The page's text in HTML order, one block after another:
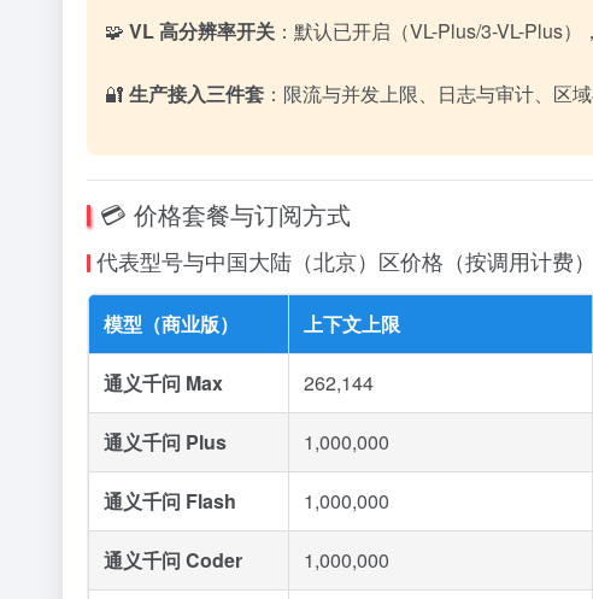
🧩 VL 高分辨率开关 ：默认已开启（VL-Plus/3-VL-Plus
🔐 生产接入三件套 ：限流与并发上限、日志与审计、区
💳 价格套餐与订阅方式
代表型号与中国大陆（北京）区价格（按调用计费）
模型（商业版） 上下文上限
通义千问 Max 262,144
通义千问 Plus 1,000,000
通义千问 Flash 1,000,000
通义千问 Coder 1,000,000